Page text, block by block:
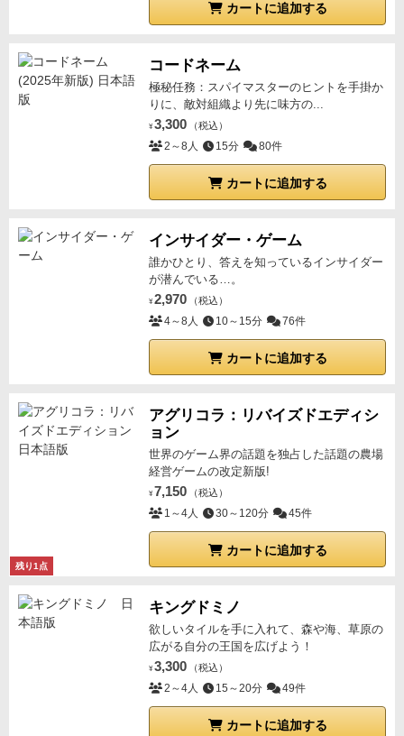
カートに追加する
コードネーム
極秘任務：スパイマスターのヒントを手掛か
りに、敵対組織より先に味方の...
¥ 3,300 （税込）
2～8人 15分 80件
カートに追加する
インサイダー・ゲーム
誰かひとり、答えを知っているインサイダー
が潜んでいる…。
¥ 2,970 （税込）
4～8人 10～15分 76件
カートに追加する
残り1点
アグリコラ：リバイズドエディシ
ョン
世界のゲーム界の話題を独占した話題の農場
経営ゲームの改定新版!
¥ 7,150 （税込）
1～4人 30～120分 45件
カートに追加する
キングドミノ
欲しいタイルを手に入れて、森や海、草原の
広がる自分の王国を広げよう！
¥ 3,300 （税込）
2～4人 15～20分 49件
カートに追加する